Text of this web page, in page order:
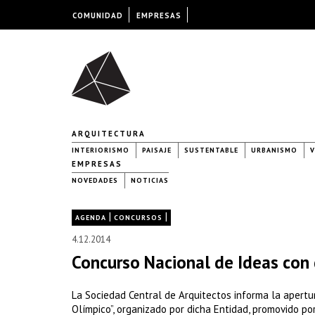
ARQUITECTURA
INTERIORISMO PAISAJE SUSTENTABLE URBANISMO
EMPRESAS
NOVEDADES NOTICIAS
AGENDA | CONCURSOS |
4.12.2014
Concurso Nacional de Ideas
La Sociedad Central de Arquitectos informa la
Olímpico”, organizado por dicha Entidad, promovido
COMUNIDAD EMPRESAS